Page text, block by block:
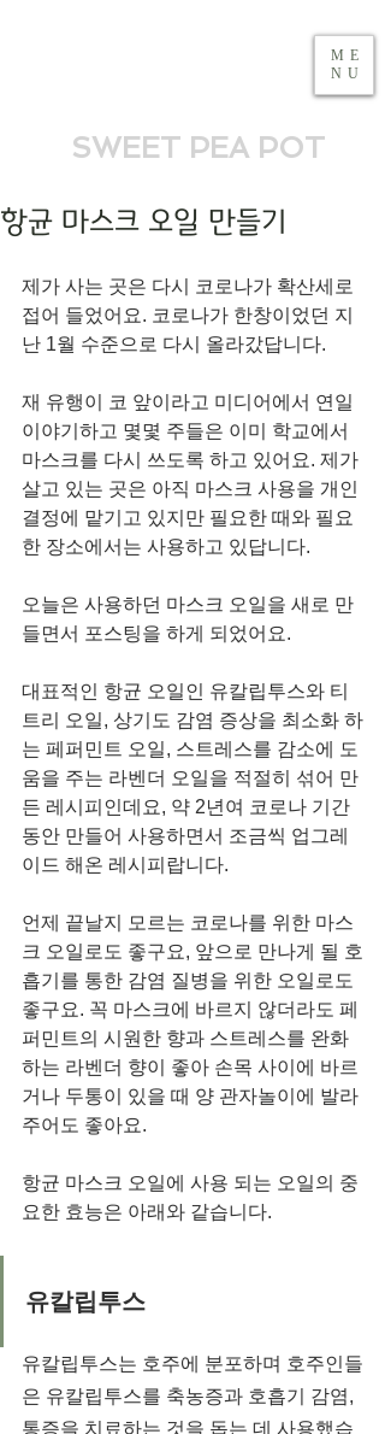
SWEET PEA POT
ME
NU
항균 마스크 오일 만들기
제가 사는 곳은 다시 코로나가 확산세로
접어 들었어요. 코로나가 한창이었던 지
난 1월 수준으로 다시 올라갔답니다.
재 유행이 코 앞이라고 미디어에서 연일
이야기하고 몇몇 주들은 이미 학교에서
마스크를 다시 쓰도록 하고 있어요. 제가
살고 있는 곳은 아직 마스크 사용을 개인
결정에 맡기고 있지만 필요한 때와 필요
한 장소에서는 사용하고 있답니다.
오늘은 사용하던 마스크 오일을 새로 만
들면서 포스팅을 하게 되었어요.
대표적인 항균 오일인 유칼립투스와 티
트리 오일, 상기도 감염 증상을 최소화 하
는 페퍼민트 오일, 스트레스를 감소에 도
움을 주는 라벤더 오일을 적절히 섞어 만
든 레시피인데요, 약 2년여 코로나 기간
동안 만들어 사용하면서 조금씩 업그레
이드 해온 레시피랍니다.
언제 끝날지 모르는 코로나를 위한 마스
크 오일로도 좋구요, 앞으로 만나게 될 호
흡기를 통한 감염 질병을 위한 오일로도
좋구요. 꼭 마스크에 바르지 않더라도 페
퍼민트의 시원한 향과 스트레스를 완화
하는 라벤더 향이 좋아 손목 사이에 바르
거나 두통이 있을 때 양 관자놀이에 발라
주어도 좋아요.
항균 마스크 오일에 사용 되는 오일의 중
요한 효능은 아래와 같습니다.
유칼립투스
유칼립투스는 호주에 분포하며 호주인들
은 유칼립투스를 축농증과 호흡기 감염,
통증을 치료하는 것을 돕는 데 사용했습